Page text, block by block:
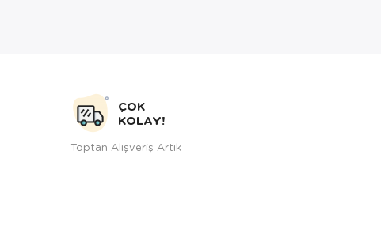
ÇOK
KOLAY!
Toptan Alışveriş Artık